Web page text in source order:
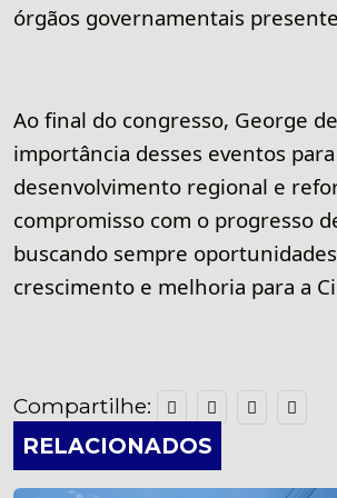
órgãos governamentais
Ao final do congresso, George
importância desses eventos
desenvolvimento regional e
compromisso com o progresso
buscando sempre
crescimento e melhoria para a
Compartilhe:
RELACIONADOS